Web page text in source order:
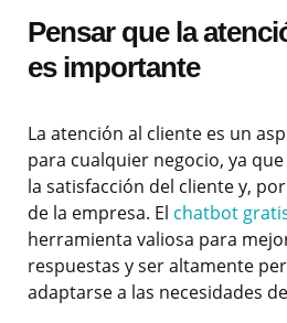
Pensar que la
es importante
La atención al cliente es un
para cualquier negocio, ya
la satisfacción del cliente y,
de la empresa. El chatbot
herramienta valiosa para
respuestas y ser altamente
adaptarse a las necesidades